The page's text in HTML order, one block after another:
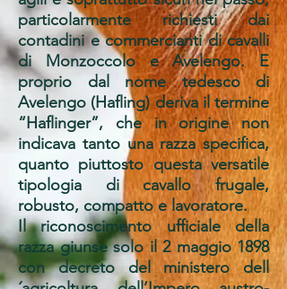
particolarmente richiesti dai
contadini e commercianti di cavalli
di Monzoccolo e Avelengo. E
proprio dal nome tedesco di
Avelengo (Hafling) deriva il termine
“Haflinger”, che in origine non
indicava tanto una razza specifica,
quanto piuttosto questa versatile
tipologia di cavallo frugale,
robusto, compatto e lavoratore.
Il riconoscimento ufficiale della
razza giunse solo il 2 maggio 1898
con decreto del ministero dell